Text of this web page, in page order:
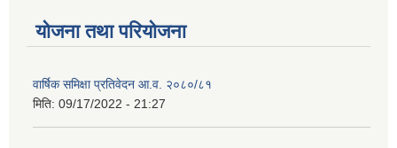
योजना तथा परियोजना
वार्षिक समिक्षा प्रतिवेदन आ.व. २०८०/८१
मिति: 09/17/2022 - 21:27